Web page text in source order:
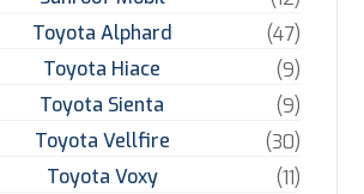
Toyota Alphard
(47)
Toyota Hiace
(9)
Toyota Sienta
(9)
Toyota Vellfire
(30)
Toyota Voxy
(11)